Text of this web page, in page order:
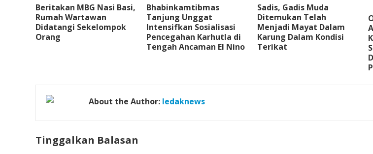
Beritakan MBG Nasi Basi,
Rumah Wartawan
Didatangi Sekelompok
Orang
Bhabinkamtibmas
Tanjung Unggat
Intensifkan Sosialisasi
Pencegahan Karhutla di
Tengah Ancaman El Nino
Sadis, Gadis Muda
Ditemukan Telah
Menjadi Mayat Dalam
Karung Dalam Kondisi
Terikat
About the Author: ledaknews
Tinggalkan Balasan